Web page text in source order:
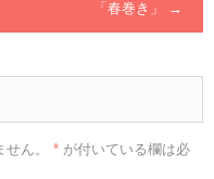
「春巻き」
→
ん。 * が付いている欄は必